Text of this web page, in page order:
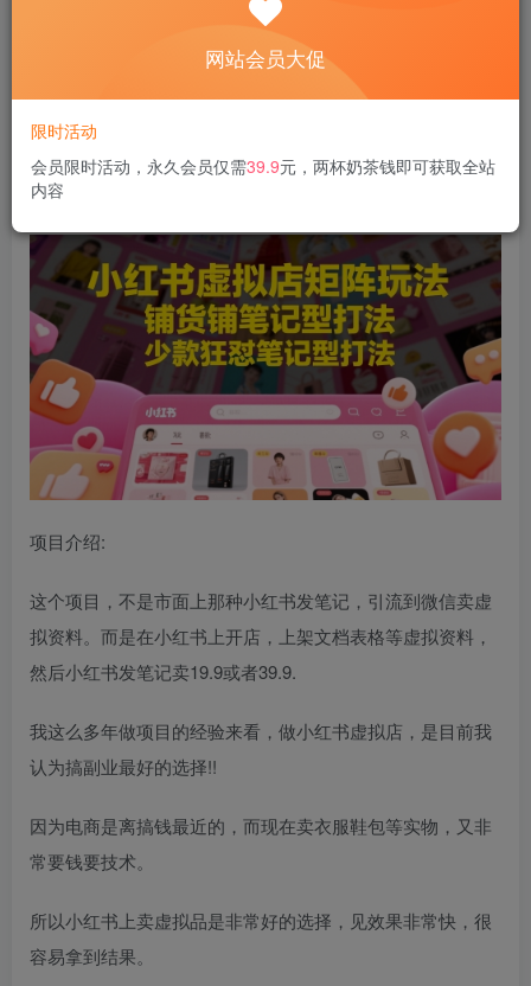
小红书虚拟店矩阵玩法，铺货铺笔记型打法，少款狂怼笔记
型打法（更新）
项目介绍:
这个项目，不是市面上那种小红书发笔记，引流到微信卖虚
拟资料。而是在小红书上开店，上架文档表格等虚拟资料，
然后小红书发笔记卖19.9或者39.9.
我这么多年做项目的经验来看，做小红书虚拟店，是目前我
认为搞副业最好的选择!!
因为电商是离搞钱最近的，而现在卖衣服鞋包等实物，又非
常要钱要技术。
所以小红书上卖虚拟品是非常好的选择，见效果非常快，很
容易拿到结果。
网站会员大促
限时活动
会员限时活动，永久会员仅需39.9元，两杯奶茶钱即可获取全站
内容